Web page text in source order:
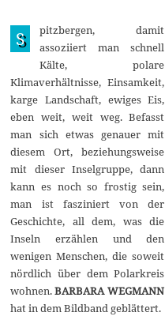
S
pitzbergen, damit
assoziiert man schnell
Kälte, polare
Klimaverhältnisse, Einsamkeit,
karge Landschaft, ewiges Eis,
eben weit, weit weg. Befasst
man sich etwas genauer mit
diesem Ort, beziehungsweise
mit dieser Inselgruppe, dann
kann es noch so frostig sein,
man ist fasziniert von der
Geschichte, all dem, was die
Inseln erzählen und den
wenigen Menschen, die soweit
nördlich über dem Polarkreis
wohnen.BARBARA WEGMANN
hat in dem Bildband geblättert.